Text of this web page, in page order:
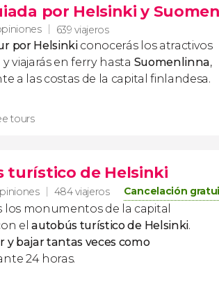
por Helsinki y
639 viajeros
por Helsinkiconocerás los atractivos
viajarás en ferry hasta Suomenlinna,
a las costas de la capital finlandesa.
tours
turístico de Helsinki
484 viajeros Cancelación
los monumentos de la capital
elautobús turístico de Helsinki.
y bajar tantas veces como
24 horas.